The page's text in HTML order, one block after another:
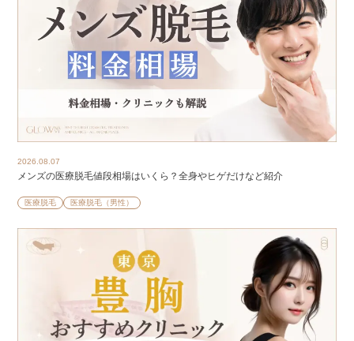
2026.08.07
メンズの医療脱毛値段相場はいくら？全身やヒゲだけなど紹介
医療脱毛 医療脱毛（男性）